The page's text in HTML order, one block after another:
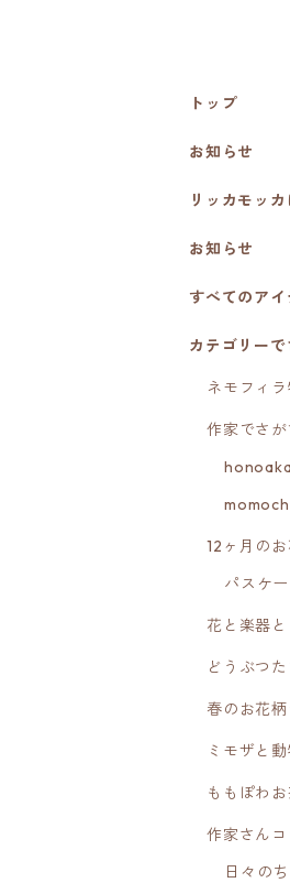
トップ
お知らせ
リッカモッ
お知らせ
すべてのアイ
カテゴリー
ネモフィ
作家でさが
12ヶ月の
パスケー
花と楽器
どうぶつ
春のお花
ミモザと
ももぽわ
作家さん
日々の